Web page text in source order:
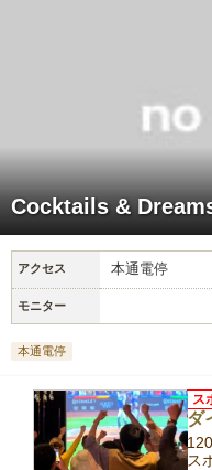
Cocktails &
アクセス 本通電停
モニター
本通電停
ダ
ス
ス